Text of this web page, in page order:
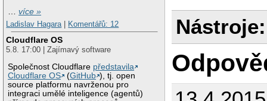
…více »
Ladislav Hagara| Komentářů: 12
Cloudflare OS
5.8. 17:00 | Zajímavý software
Společnost Cloudflare představila
Cloudflare OS
(GitHub ), tj. open
source platformu navrženou pro
integraci umělé inteligence (agentů)
Nástroje: